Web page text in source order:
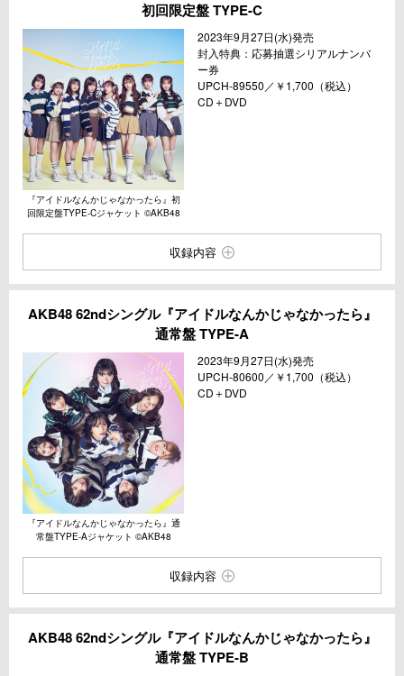
初回限定盤 TYPE-C
『アイドルなんかじゃなかったら』初
回限定盤TYPE-Cジャケット ©︎AKB48
2023年9⽉27⽇(⽔)発売
封⼊特典：応募抽選シリアルナンバ
ー券
UPCH-89550／￥1,700（税込）
CD＋DVD
収録内容
AKB48 62ndシングル『アイドルなんかじゃなかったら』
通常盤 TYPE-A
『アイドルなんかじゃなかったら』通
常盤TYPE-Aジャケット ©︎AKB48
2023年9⽉27⽇(⽔)発売
UPCH-80600／￥1,700（税込）
CD＋DVD
収録内容
AKB48 62ndシングル『アイドルなんかじゃなかったら』
通常盤 TYPE-B